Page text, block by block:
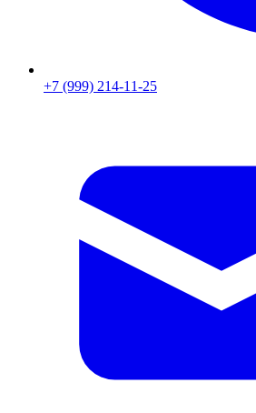
+7 (999) 214-11-25